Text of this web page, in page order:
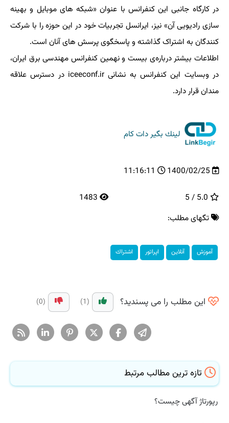
در کارگاه جانبی این کنفرانس با عنوان «شبکه های موبایل و بهینه
سازی رادیویی آن» نیز، ایرانسل تجربیات خود در این حوزه را با شرکت
کنندگان به اشتراک گذاشته و پاسخگوی پرسش های آنان است.
اطلاعات بیشتر درباره‌ی بیست و نهمین کنفرانس مهندسی برق ایران،
در وبسایت این کنفرانس به نشانی iceeconf.ir در دسترس علاقه
مندان قرار دارد.
لینك بگیر دات كام
1400/02/25
11:16:11
تگهای مطلب:
آموزش آنلاین اپراتور اشتراك
این مطلب را می پسندید؟ (1)
(0)
تازه ترین مطالب مرتبط
رپورتاژ آگهی چیست؟